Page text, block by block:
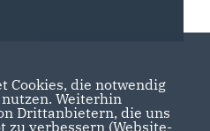
Cookies, die notwendig
Weiterhin
Drittanbietern, die uns
zu verbessern (Website-